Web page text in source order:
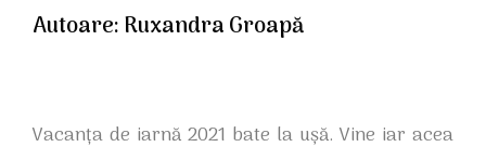
Autoare: Ruxandra Groapă
Vacanța de iarnă 2021 bate la ușă. Vine iar acea